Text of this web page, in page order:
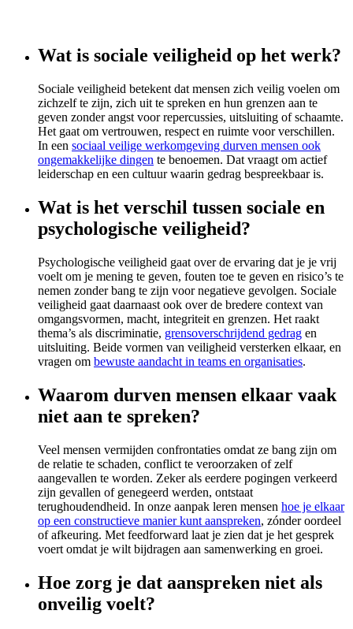
Wat is sociale veiligheid op het werk?
Sociale veiligheid betekent dat mensen zich veilig voelen om
zichzelf te zijn, zich uit te spreken en hun grenzen aan te
geven zonder angst voor repercussies, uitsluiting of schaamte.
Het gaat om vertrouwen, respect en ruimte voor verschillen.
In een sociaal veilige werkomgeving durven mensen ook
ongemakkelijke dingen te benoemen. Dat vraagt om actief
leiderschap en een cultuur waarin gedrag bespreekbaar is.
Wat is het verschil tussen sociale en
psychologische veiligheid?
Psychologische veiligheid gaat over de ervaring dat je je vrij
voelt om je mening te geven, fouten toe te geven en risico’s te
nemen zonder bang te zijn voor negatieve gevolgen. Sociale
veiligheid gaat daarnaast ook over de bredere context van
omgangsvormen, macht, integriteit en grenzen. Het raakt
thema’s als discriminatie, grensoverschrijdend gedrag en
uitsluiting. Beide vormen van veiligheid versterken elkaar, en
vragen om bewuste aandacht in teams en organisaties.
Waarom durven mensen elkaar vaak
niet aan te spreken?
Veel mensen vermijden confrontaties omdat ze bang zijn om
de relatie te schaden, conflict te veroorzaken of zelf
aangevallen te worden. Zeker als eerdere pogingen verkeerd
zijn gevallen of genegeerd werden, ontstaat
terughoudendheid. In onze aanpak leren mensen hoe je elkaar
op een constructieve manier kunt aanspreken, zónder oordeel
of afkeuring. Met feedforward laat je zien dat je het gesprek
voert omdat je wilt bijdragen aan samenwerking en groei.
Hoe zorg je dat aanspreken niet als
onveilig voelt?